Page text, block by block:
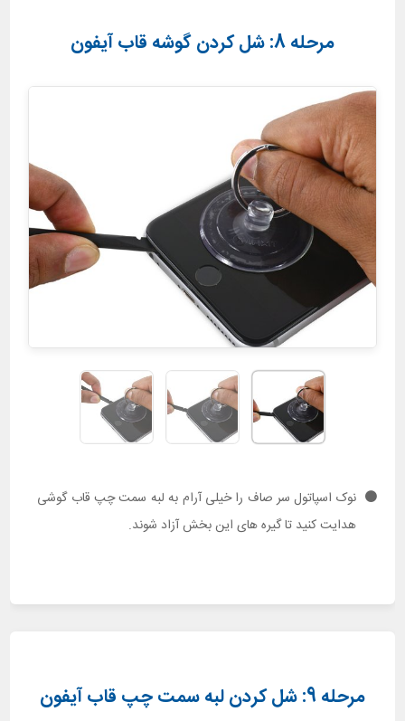
مرحله 8: شل کردن گوشه قاب آیفون
نوک اسپاتول سر صاف را خیلی آرام به لبه سمت چپ قاب گوشی
هدایت کنید تا گیره های این بخش آزاد شوند.
مرحله 9: شل کردن لبه سمت چپ قاب آیفون